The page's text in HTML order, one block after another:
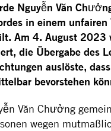
Nguyễn Văn
in einem unfairen
Am 4. August 2023
die Übergabe des
auslöste,
bevorstehen
Văn Chưởng
wegen